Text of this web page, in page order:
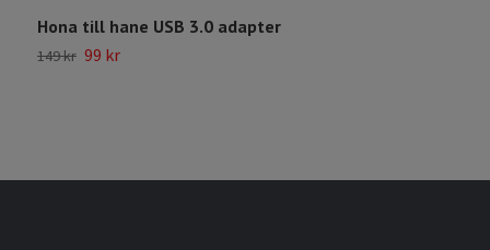
Hona till hane USB 3.0 adapter
149 kr 99 kr